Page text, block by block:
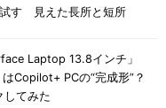
試す 見えた長所と短所
Laptop 13.8インチ」
はCopilot+ PCの“完成形”？
してみた